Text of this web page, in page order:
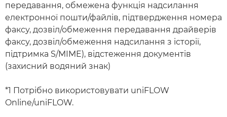
передавання, обмежена функція надсилання
електронної пошти/файлів, підтвердження номера
факсу, дозвіл/обмеження передавання драйверів
факсу, дозвіл/обмеження надсилання з історії,
підтримка S/MIME), відстеження документів
(захисний водяний знак)
*1 Потрібно використовувати uniFLOW
Online/uniFLOW.